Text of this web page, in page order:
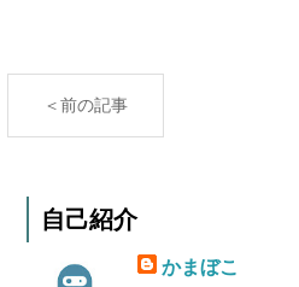
＜前の記事
自己紹介
かまぼこ